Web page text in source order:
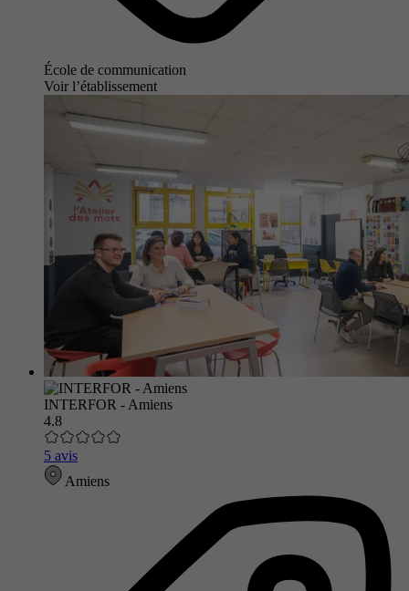
École de communication
Voir l’établissement
INTERFOR - Amiens
4.8
5 avis
Amiens